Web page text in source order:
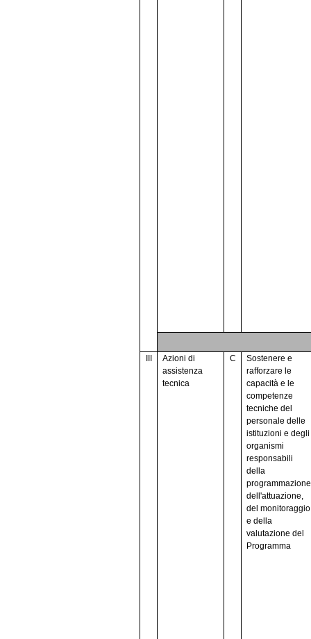
Azioni di
assistenza
tecnica
C
Sostenere e
rafforzare le
capacità e le
competenze
tecniche del
personale delle
istituzioni e degli
organismi
responsabili
della
dell'attuazione,
del monitoraggio
e della
valutazione del
Programma